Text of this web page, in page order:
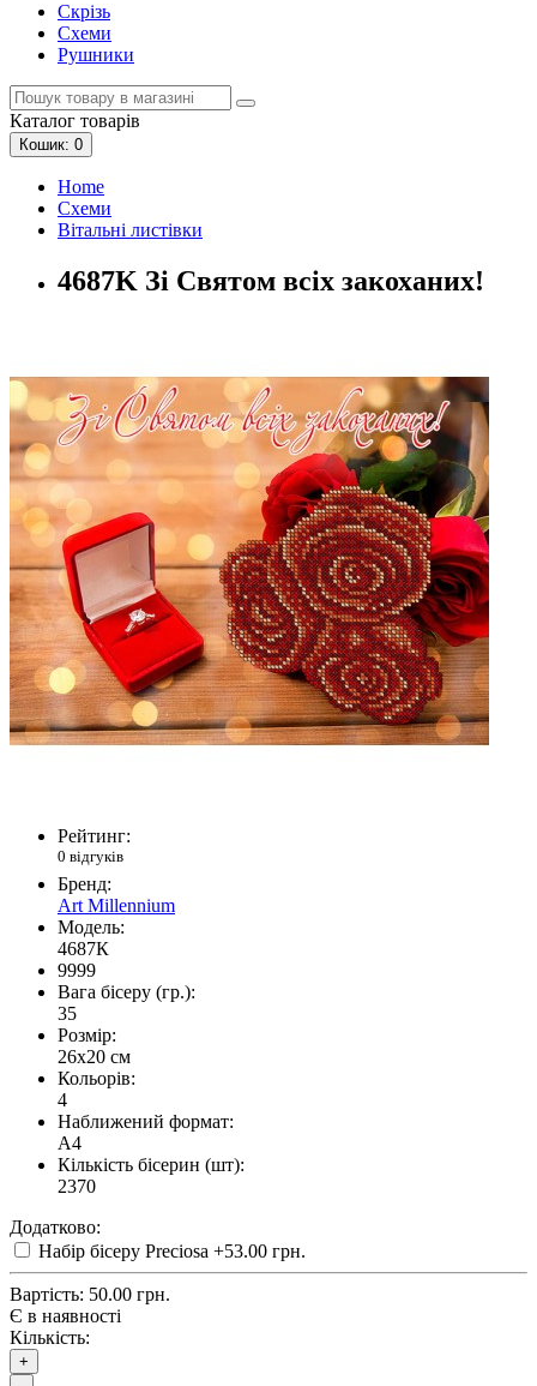
Скрізь
Схеми
Рушники
Каталог товарів
Кошик: 0
Home
Схеми
Вітальні листівки
4687K Зі Святом всіх закоханих!
Рейтинг:
0 відгуків
Бренд:
Art Millennium
Модель:
4687К
9999
Вага бісеру (гр.):
35
Розмір:
26x20 см
Кольорів:
4
Наближений формат:
A4
Кількість бісерин (шт):
2370
Додатково:
Набір бісеру Preciosa +53.00 грн.
Вартість: 50.00 грн.
Є в наявності
Кількість:
+